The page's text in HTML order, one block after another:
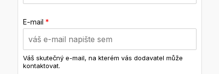
E-mail *
Váš skutečný e-mail, na kterém vás dodavatel může
kontaktovat.